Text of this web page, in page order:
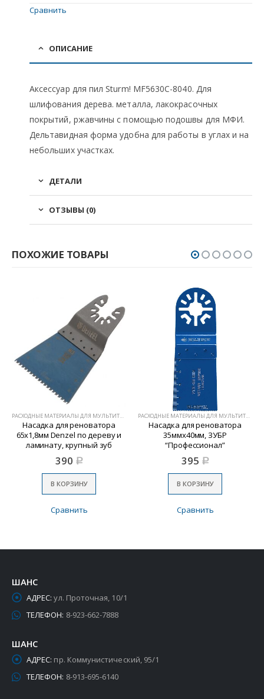
Сравнить
ОПИСАНИЕ
Аксессуар для пил Sturm! MF5630C-8040. Для
шлифования дерева. металла, лакокрасочных
покрытий, ржавчины с помощью подошвы для МФИ.
Дельтавидная форма удобна для работы в углах и на
небольших участках.
ДЕТАЛИ
ОТЗЫВЫ (0)
ПОХОЖИЕ ТОВАРЫ
РАСХОДНЫЕ МАТЕРИАЛЫ ДЛЯ МУЛЬТИТУЛОВ
Насадка для реноватора
65х1,8мм Denzel по дереву и
ламинату, крупный зуб
390 Р
В КОРЗИНУ
Сравнить
РАСХОДНЫЕ МАТЕРИАЛЫ ДЛЯ МУЛЬТИТУЛОВ
Насадка для реноватора
35ммх40мм, ЗУБР
“Профессионал”
395 Р
В КОРЗИНУ
Сравнить
ШАНС
АДРЕС: ул. Проточная, 10/1
ТЕЛЕФОН: 8-923-662-7888
ШАНС
АДРЕС: пр. Коммунистический, 95/1
ТЕЛЕФОН: 8-913-695-6140